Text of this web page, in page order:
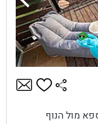
מול הנוף